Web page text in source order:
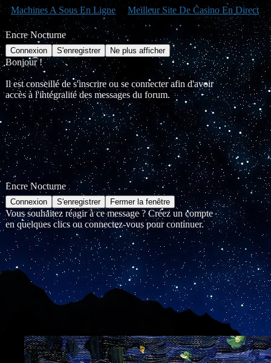
Machines A Sous En Ligne Meilleur Site De Casino En Direct
Encre Nocturne
Bonjour !
Il est conseillé de s'inscrire ou se connecter afin d'avoir
accès à l'intégralité des messages du forum.
Encre Nocturne
Vous souhaitez réagir à ce message ? Créez un compte
en quelques clics ou connectez-vous pour continuer.